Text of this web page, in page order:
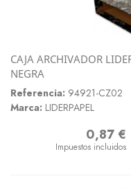
CAJA ARCHIVADOR
NEGRA
Referencia: 94921-CZ02
Marca: LIDERPAPEL
0,87 €
Impuestos incluidos